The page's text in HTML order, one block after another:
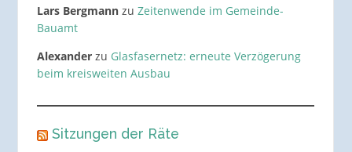
Lars Bergmannzu Zeitenwende im Gemeinde-
Bauamt
Alexanderzu Glasfasernetz: erneute Verzögerung
beim kreisweiten Ausbau
Sitzungen der Räte